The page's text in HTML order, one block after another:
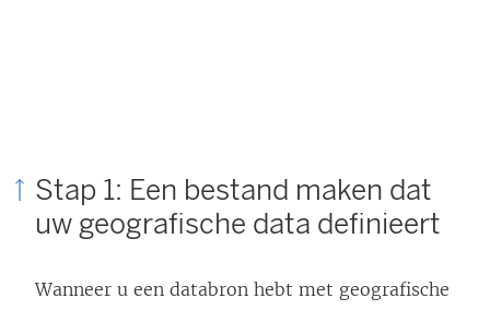
Stap 1: Een bestand maken dat
uw geografische data definieert
Wanneer u een databron hebt met geografische